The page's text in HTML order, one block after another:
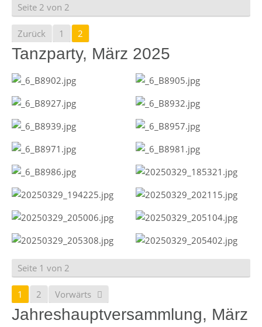
Seite 2 von 2
Zurück 1 2
Tanzparty, März 2025
Seite 1 von 2
1 2 Vorwärts
Jahreshauptversammlung, März